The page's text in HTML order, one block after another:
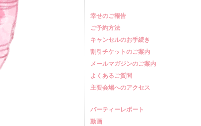
幸せのご報告
ご予約方法
キャンセルのお手続き
割引チケットのご案内
メールマガジンのご案内
よくあるご質問
主要会場へのアクセス
パーティーレポート
動画